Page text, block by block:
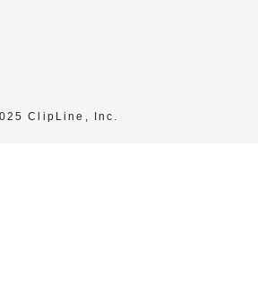
あります。
にあたっては事前に選定
報保護に関する契約書を交
ClipLine, Inc.